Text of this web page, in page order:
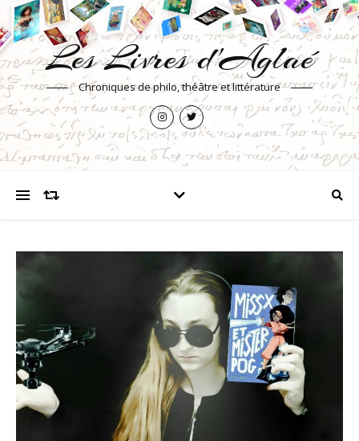
Les Livres d'Aglaé
Chroniques de philo, théâtre et littérature